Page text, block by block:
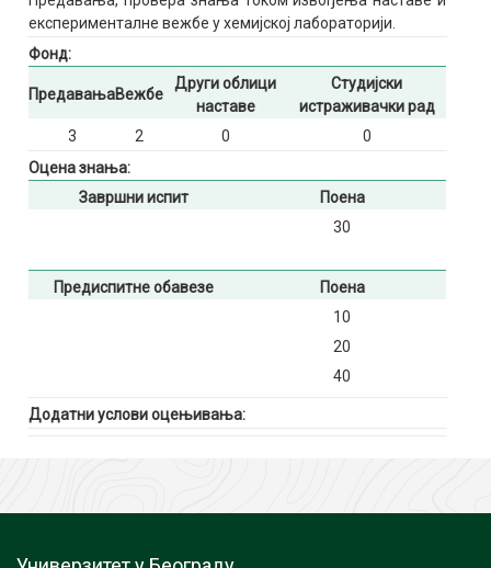
експерименталне вежбе у хемијској лабораторији.
Фонд:
ПредавањаВежбе
Други облици
наставе
Студијски
истраживачки рад
3
2 0
0
Оцена знања:
Завршни испит
Поена
30
Предиспитне обавезе
Поена
10
20
40
Додатни услови оцењивања: